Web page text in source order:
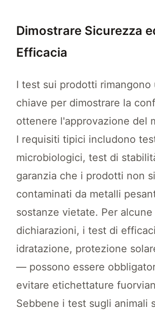
Dimostrare Sicurezza
Efficacia
I test sui prodotti rimangono
chiave per dimostrare la
ottenere l'approvazione del
I requisiti tipici includono
microbiologici, test di
garanzia che i prodotti non
contaminati da metalli
sostanze vietate. Per alcune
dichiarazioni, i test di
idratazione, protezione
— possono essere
evitare etichettature
Sebbene i test sugli animali